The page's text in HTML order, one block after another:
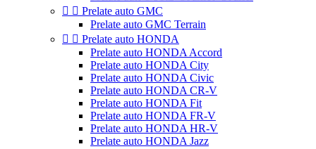
  Prelate auto GMC
Prelate auto GMC Terrain
  Prelate auto HONDA
Prelate auto HONDA Accord
Prelate auto HONDA City
Prelate auto HONDA Civic
Prelate auto HONDA CR-V
Prelate auto HONDA Fit
Prelate auto HONDA FR-V
Prelate auto HONDA HR-V
Prelate auto HONDA Jazz